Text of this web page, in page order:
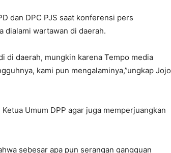
dan DPC PJS saat konferensi pers
dialami wartawan di daerah.
di daerah, mungkin karena Tempo media
kami pun mengalaminya,”ungkap Jojo
Umum DPP agar juga memperjuangkan
sebesar apa pun serangan gangguan